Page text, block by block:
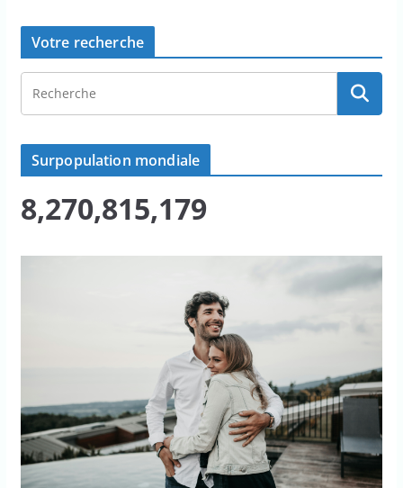
Votre recherche
Surpopulation mondiale
8,270,815,179